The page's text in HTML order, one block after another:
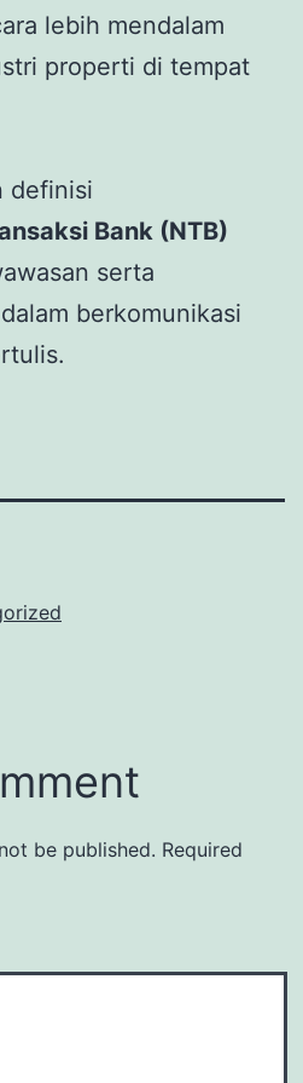
lebih mendalam
properti di tempat
definisi
Bank (NTB)
serta
berkomunikasi
be published. Required